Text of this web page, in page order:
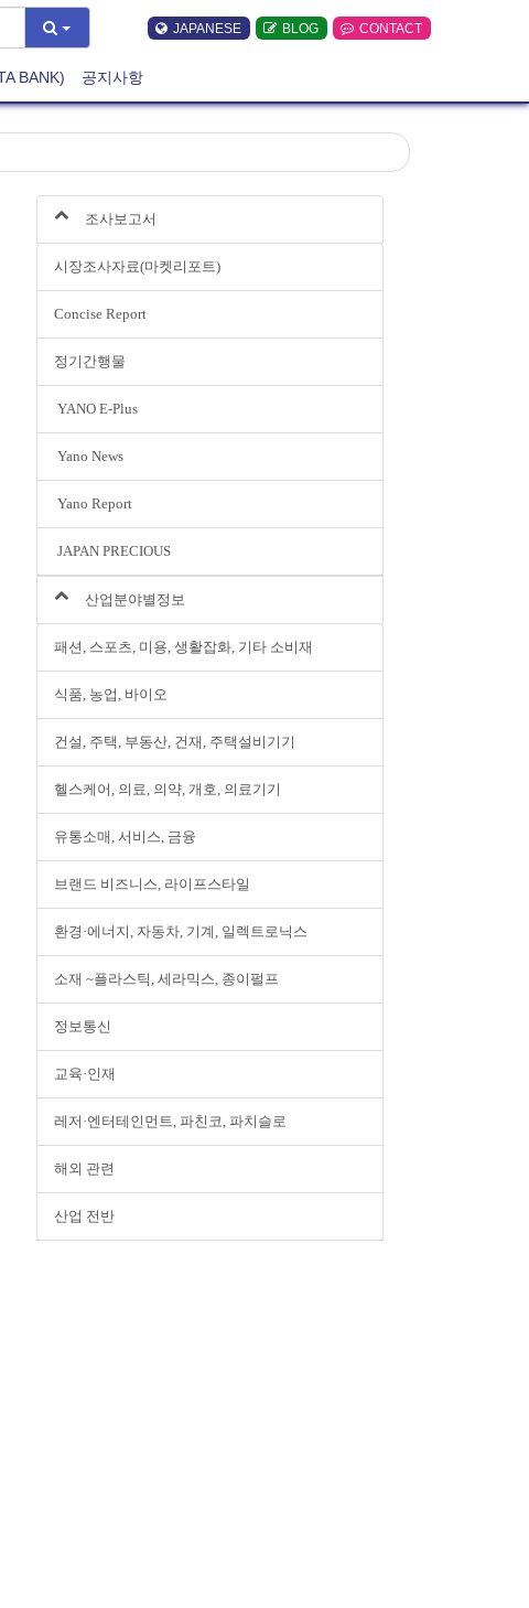
JAPANESE BLOG CONTACT
BANK) 공지사항
조사보고서
시장조사자료(마켓리포트)
Concise Report
정기간행물
YANO E-Plus
Yano News
Yano Report
JAPAN PRECIOUS
산업분야별정보
패션, 스포츠, 미용, 생활잡화, 기타 소비재
식품, 농업, 바이오
건설, 주택, 부동산, 건재, 주택설비기기
헬스케어, 의료, 의약, 개호, 의료기기
유통소매, 서비스, 금융
브랜드 비즈니스, 라이프스타일
환경·에너지, 자동차, 기계, 일렉트로닉스
소재 ~플라스틱, 세라믹스, 종이펄프
정보통신
교육·인재
레저·엔터테인먼트, 파친코, 파치슬로
해외 관련
산업 전반